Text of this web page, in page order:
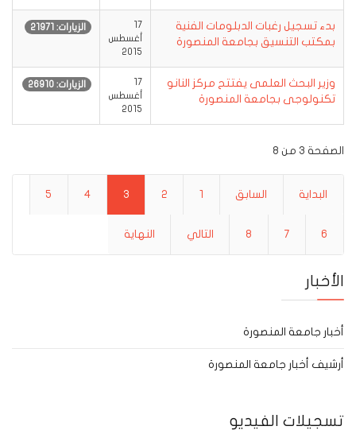
بدء تسجيل رغبات الدبلومات الفنية
بمكتب التنسيق بجامعة المنصورة
17
أغسطس
2015
الزيارات: 21971
وزير البحث العلمى يفتتح مركز النانو
تكنولوجى بجامعة المنصورة
17
أغسطس
2015
الزيارات: 26910
الصفحة 3 من 8
البداية السابق 1
2
3
4
5
6
7
8 التالي النهاية
الأخبار
أخبار جامعة المنصورة
أرشيف أخبار جامعة المنصورة
تسجيلات الفيديو